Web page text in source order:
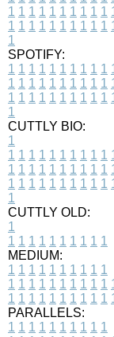
1 1 1 1 1 1 1 1 1 1
1 1 1 1 1 1 1 1 1 1
1
SPOTIFY:
1 1 1 1 1 1 1 1 1 1
1 1 1 1 1 1 1 1 1 1
1 1 1 1 1 1 1 1 1 1
1
CUTTLY BIO:
1
1 1 1 1 1 1 1 1 1 1
1 1 1 1 1 1 1 1 1 1
1 1 1 1 1 1 1 1 1 1
1
CUTTLY OLD:
1
1 1 1 1 1 1 1 1 1 1
MEDIUM:
1 1 1 1 1 1 1 1 1 1
1 1 1 1 1 1 1 1 1 1
1 1 1 1 1 1 1 1 1 1
PARALLELS:
1 1 1 1 1 1 1 1 1 1